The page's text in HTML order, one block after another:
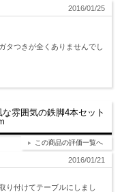
2016/01/25
タつきが全くありませんでし
雰囲気の鉄脚4本セット
この商品の評価一覧へ
2016/01/21
り付けてテーブルにしまし